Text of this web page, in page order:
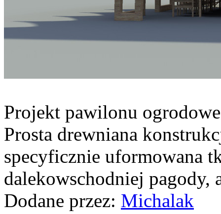
Projekt pawilonu
Prosta drewniana
specyficznie uformowana
dalekowschodniej pagody,
Dodane przez: Michalak